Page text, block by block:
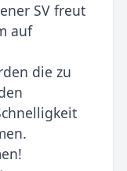
SV freut
auf
die zu